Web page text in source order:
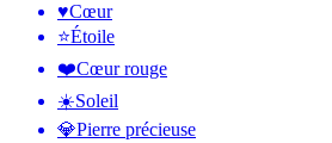
♥️Cœur
⭐Étoile
❤️Cœur rouge
☀️Soleil
💎Pierre précieuse